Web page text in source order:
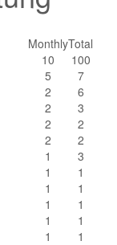
MonthlyTotal
10
100
5
7
2
6
2
3
2
2
2
2
1
3
1
1
1
1
1
1
1
1
1
1